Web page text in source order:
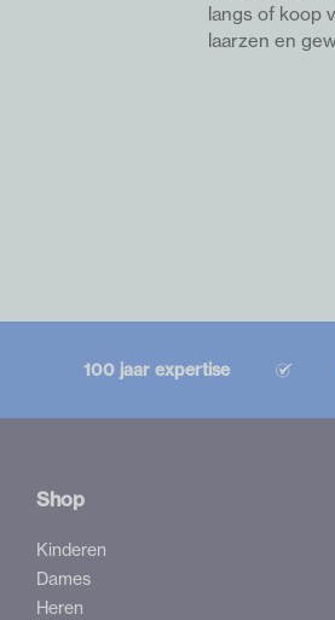
langs of koop
laarzen en
100 jaar expertise
Shop
Kinderen
Dames
Heren